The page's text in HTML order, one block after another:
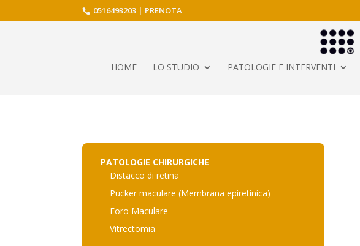
0516493203 | PRENOTA
HOME LO STUDIO PATOLOGIE E INTERVENTI
PATOLOGIE CHIRURGICHE
Distacco di retina
Pucker maculare (Membrana epiretinica)
Foro Maculare
Vitrectomia